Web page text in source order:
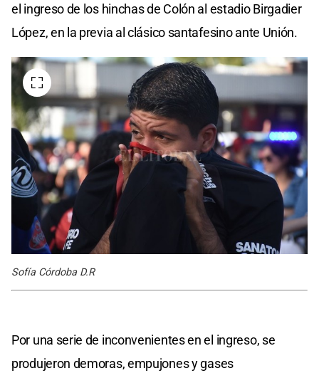
el ingreso de los hinchas de Colón al estadio Birgadier
López, en la previa al clásico santafesino ante Unión.
Sofía Córdoba D.R
Por una serie de inconvenientes en el ingreso, se
produjeron demoras, empujones y gases